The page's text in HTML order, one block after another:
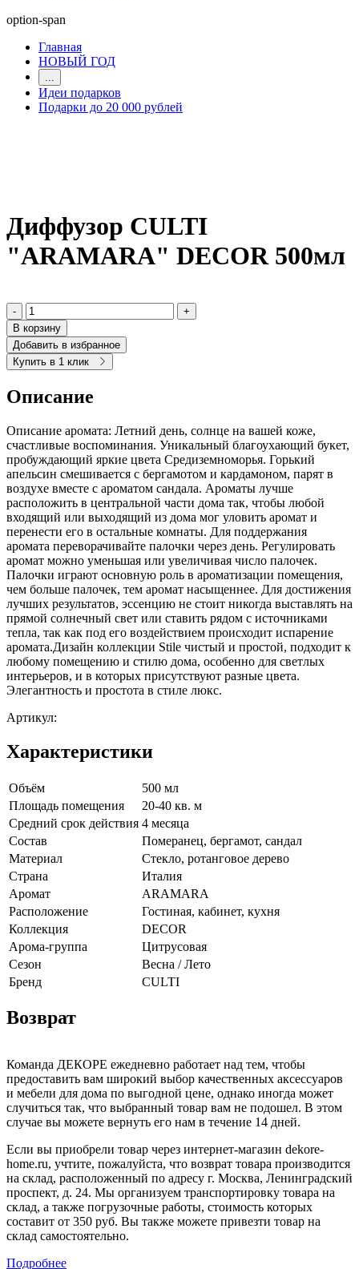
option-span
Главная
НОВЫЙ ГОД
...
Идеи подарков
Подарки до 20 000 рублей
Диффузор CULTI
"ARAMARA" DECOR 500мл
-
+
В корзину
Добавить в избранное
Купить в 1 клик
Описание
Описание аромата: Летний день, солнце на вашей коже,
счастливые воспоминания. Уникальный благоухающий букет,
пробуждающий яркие цвета Средиземноморья. Горький
апельсин смешивается с бергамотом и кардамоном, парят в
воздухе вместе с ароматом сандала. Ароматы лучше
расположить в центральной части дома так, чтобы любой
входящий или выходящий из дома мог уловить аромат и
перенести его в остальные комнаты. Для поддержания
аромата переворачивайте палочки через день. Регулировать
аромат можно уменьшая или увеличивая число палочек.
Палочки играют основную роль в ароматизации помещения,
чем больше палочек, тем аромат насыщеннее. Для достижения
лучших результатов, эссенцию не стоит никогда выставлять на
прямой солнечный свет или ставить рядом с источниками
тепла, так как под его воздействием происходит испарение
аромата.Дизайн коллекции Stile чистый и простой, подходит к
любому помещению и стилю дома, особенно для светлых
интерьеров, и в которых присутствуют разные цвета.
Элегантность и простота в стиле люкс.
Артикул:
Характеристики
Объём
500 мл
Площадь помещения
20-40 кв. м
Средний срок действия 4 месяца
Cостав
Померанец, бергамот, сандал
Материал
Стекло, ротанговое дерево
Страна
Италия
Аромат
ARAMARA
Расположение
Гостиная, кабинет, кухня
Коллекция
DECOR
Арома-группа
Цитрусовая
Сезон
Весна / Лето
Бренд
CULTI
Возврат
Команда ДЕКОРЕ ежедневно работает над тем, чтобы
предоставить вам широкий выбор качественных аксессуаров
и мебели для дома по выгодной цене, однако иногда может
случиться так, что выбранный товар вам не подошел. В этом
случае вы можете вернуть его нам в течение 14 дней.
Если вы приобрели товар через интернет-магазин dekore-
home.ru, учтите, пожалуйста, что возврат товара производится
на склад, расположенный по адресу г. Москва, Ленинградский
проспект, д. 24. Мы организуем транспортировку товара на
склад, а также погрузочные работы, стоимость которых
составит от 350 руб. Вы также можете привезти товар на
склад самостоятельно.
Подробнее